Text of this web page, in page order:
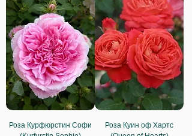
Роза Курфюрстин Софи
Роза Куин оф Хартс